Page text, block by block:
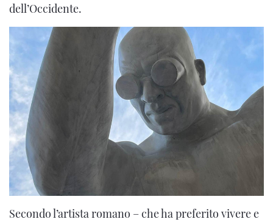
dell’Occidente.
Secondo l’artista romano – che ha preferito vivere e